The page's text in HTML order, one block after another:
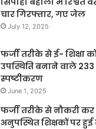
चार गिरफ्तार, गए जेल
July 12, 2025
फर्जी तरीके से ई- शिक्षा
उपस्थिति बनाने वाले 233
स्पष्टीकरण
June 1, 2025
फर्जी तरीके से नौकरी कर
अनुपस्थित शिक्षकों पर हुई